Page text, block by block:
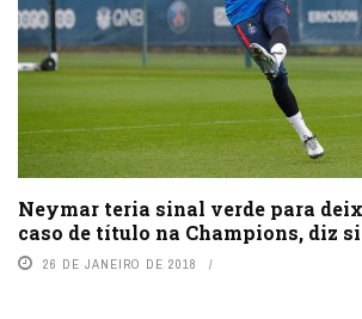
Neymar teria sinal verde para
caso de título na Champions, diz
26 DE JANEIRO DE 2018